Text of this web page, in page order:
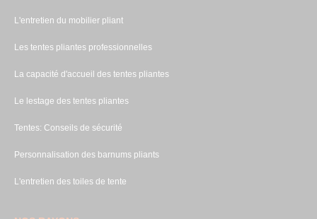
L'entretien du mobilier pliant
Les tentes pliantes professionnelles
La capacité d'accueil des tentes pliantes
Le lestage des tentes pliantes
Tentes: Conseils de sécurité
Personnalisation des barnums pliants
L'entretien des toiles de tente